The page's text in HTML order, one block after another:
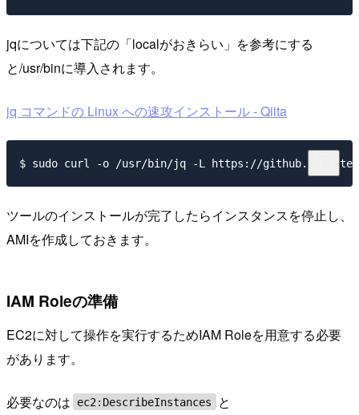
jqについては下記の「localがおきらい」を参考にする
と/usr/binに導入されます。
jq コマンドの Linux への速攻インストール - Qiita
$ sudo curl -o /usr/bin/jq -L https://github.com/
ツールのインストールが完了したらインスタンスを停止し、
AMIを作成しておきます。
IAM Roleの準備
EC2に対して操作を実行するためIAM Roleを用意する必要
があります。
必要なのは ec2:DescribeInstances と